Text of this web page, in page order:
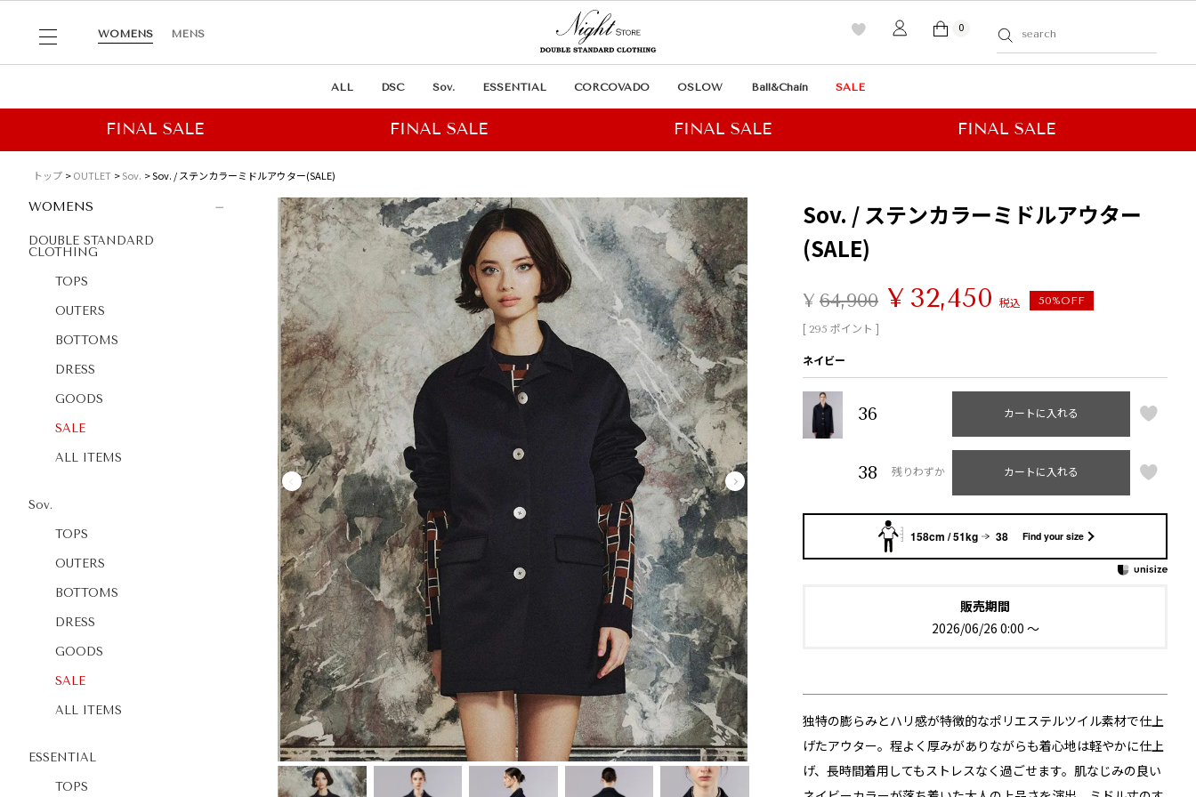
WOMENS MENS
0
ALL DSC Sov. ESSENTIAL CORCOVADO OSLOW Ball&Chain SALE
トップ OUTLET Sov. Sov. / ステンカラーミドルアウター(SALE)
WOMENS
DOUBLE STANDARD
CLOTHING
TOPS
OUTERS
BOTTOMS
DRESS
GOODS
SALE
ALL ITEMS
Sov.
TOPS
OUTERS
BOTTOMS
DRESS
GOODS
SALE
ALL ITEMS
ESSENTIAL
TOPS
Sov. / ステンカラーミドルアウター
(SALE)
¥ 64,900 ¥ 32,450 税込 50%OFF
[ 295 ポイント ]
ネイビー
36 カートに入れる
38 残りわずか カートに入れる
158cm / 51kg 38 Find your size
販売期間
2026/06/26 0:00 〜
独特の膨らみとハリ感が特徴的なポリエステルツイル素材で仕上
げたアウター。程よく厚みがありながらも着心地は軽やかに仕上
げ、長時間着用してもストレスなく過ごせます。肌なじみの良い